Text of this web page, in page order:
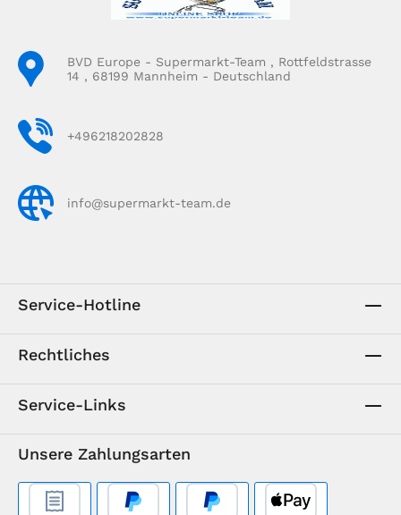
BVD Europe - Supermarkt-Team , Rottfeldstrasse
14 , 68199 Mannheim - Deutschland
+496218202828
info@supermarkt-team.de
Service-Hotline
Rechtliches
Service-Links
Unsere Zahlungsarten